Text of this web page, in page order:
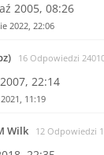
2005, 08:26
2022, 22:06
16 Odpowiedzi
22:14
11:19
Wilk 12 Odpowiedzi